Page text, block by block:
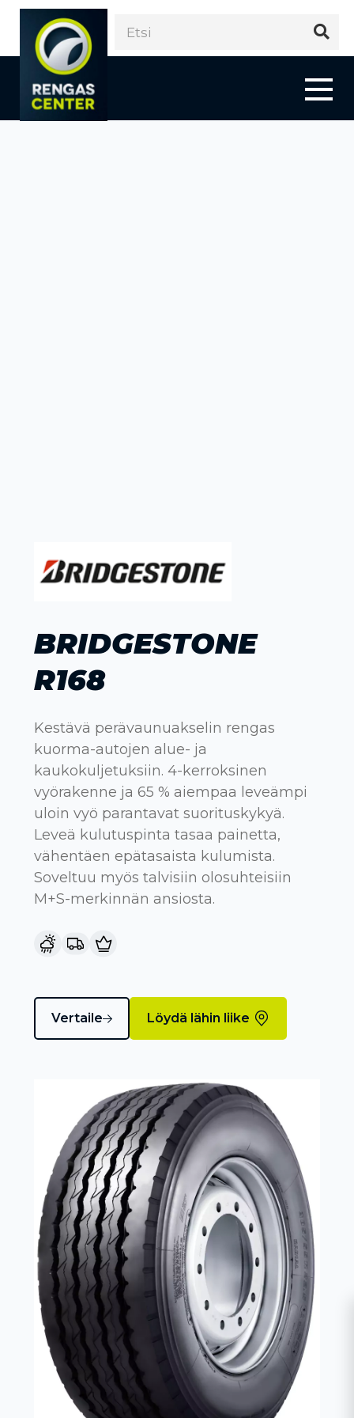
BRIDGESTONE
R168
Kestävä perävaunuakselin rengas
kuorma-autojen alue- ja
kaukokuljetuksiin. 4-kerroksinen
vyörakenne ja 65 % aiempaa leveämpi
uloin vyö parantavat suorituskykyä.
Leveä kulutuspinta tasaa painetta,
vähentäen epätasaista kulumista.
Soveltuu myös talvisiin olosuhteisiin
M+S-merkinnän ansiosta.
Vertaile Löydä lähin liike